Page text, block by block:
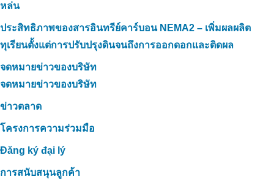
หล่น
ประสิทธิภาพของสารอินทรีย์คาร์บอน NEMA2 – เพิ่มผลผลิต
ทุเรียนตั้งแต่การปรับปรุงดินจนถึงการออกดอกและติดผล
จดหมายข่าวของบริษัท
จดหมายข่าวของบริษัท
ข่าวตลาด
โครงการความร่วมมือ
Đăng ký đại lý
การสนับสนุนลูกค้า